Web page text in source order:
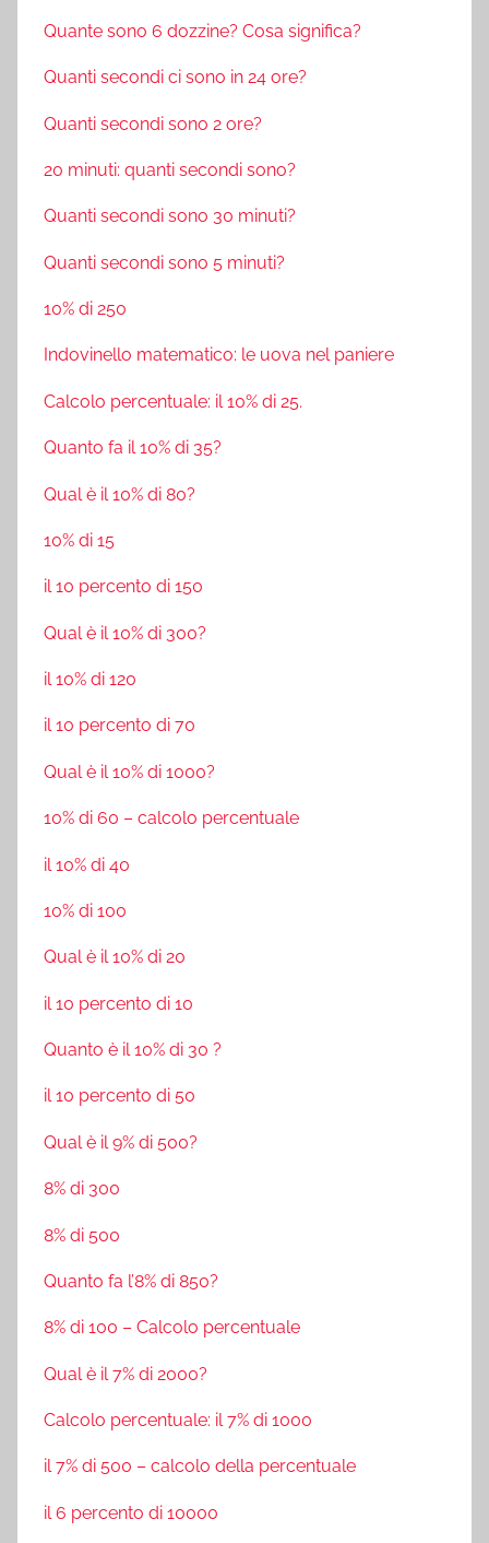
Quante sono 6 dozzine? Cosa significa?
Quanti secondi ci sono in 24 ore?
Quanti secondi sono 2 ore?
20 minuti: quanti secondi sono?
Quanti secondi sono 30 minuti?
Quanti secondi sono 5 minuti?
10% di 250
Indovinello matematico: le uova nel paniere
Calcolo percentuale: il 10% di 25.
Quanto fa il 10% di 35?
Qual è il 10% di 80?
10% di 15
il 10 percento di 150
Qual è il 10% di 300?
il 10% di 120
il 10 percento di 70
Qual è il 10% di 1000?
10% di 60 – calcolo percentuale
il 10% di 40
10% di 100
Qual è il 10% di 20
il 10 percento di 10
Quanto è il 10% di 30 ?
il 10 percento di 50
Qual è il 9% di 500?
8% di 300
8% di 500
Quanto fa l’8% di 850?
8% di 100 – Calcolo percentuale
Qual è il 7% di 2000?
Calcolo percentuale: il 7% di 1000
il 7% di 500 – calcolo della percentuale
il 6 percento di 10000